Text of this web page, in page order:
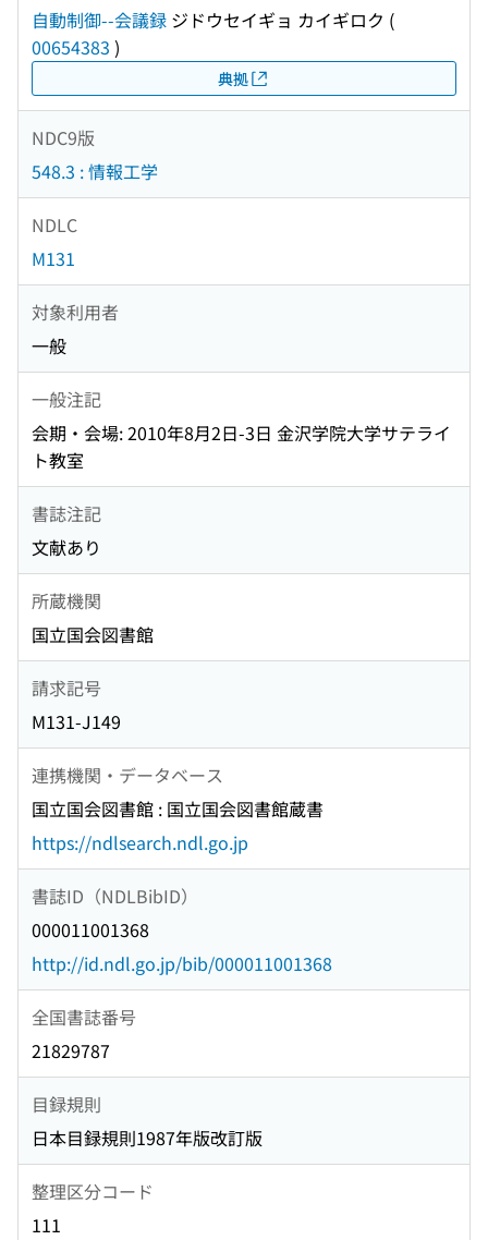
自動制御--会議録 ジドウセイギョ カイギロク (
00654383 )
典拠
NDC9版
548.3 : 情報工学
NDLC
M131
対象利用者
一般
一般注記
会期・会場: 2010年8月2日-3日 金沢学院大学サテライ
ト教室
書誌注記
文献あり
所蔵機関
国立国会図書館
請求記号
M131-J149
連携機関・データベース
国立国会図書館 : 国立国会図書館蔵書
https://ndlsearch.ndl.go.jp
書誌ID（NDLBibID）
000011001368
http://id.ndl.go.jp/bib/000011001368
全国書誌番号
21829787
目録規則
日本目録規則1987年版改訂版
整理区分コード
111